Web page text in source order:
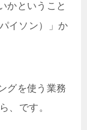
かということ
パイソン）」か
グを使う業務
、です。